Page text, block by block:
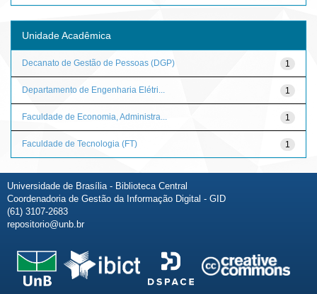
Unidade Acadêmica
1
Decanato de Gestão de Pessoas (DGP)
1
Departamento de Engenharia Elétri...
1
Faculdade de Economia, Administra...
1
Faculdade de Tecnologia (FT)
Universidade de Brasília - Biblioteca Central
Coordenadoria de Gestão da Informação Digital - GID
(61) 3107-2683
repositorio@unb.br